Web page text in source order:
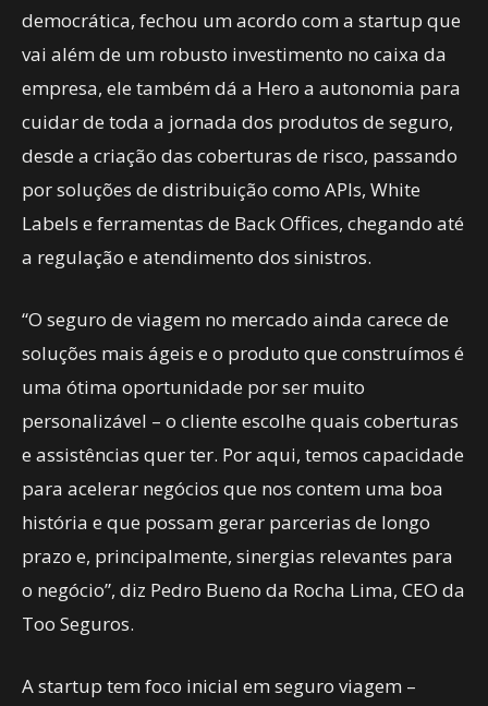
democrática, fechou um acordo com a startup que
vai além de um robusto investimento no caixa da
empresa, ele também dá a Hero a autonomia para
cuidar de toda a jornada dos produtos de seguro,
desde a criação das coberturas de risco, passando
por soluções de distribuição como APIs, White
Labels e ferramentas de Back Offices, chegando até
a regulação e atendimento dos sinistros.
“O seguro de viagem no mercado ainda carece de
soluções mais ágeis e o produto que construímos é
uma ótima oportunidade por ser muito
personalizável – o cliente escolhe quais coberturas
e assistências quer ter. Por aqui, temos capacidade
para acelerar negócios que nos contem uma boa
história e que possam gerar parcerias de longo
prazo e, principalmente, sinergias relevantes para
o negócio”, diz Pedro Bueno da Rocha Lima, CEO da
Too Seguros.
A startup tem foco inicial em seguro viagem –